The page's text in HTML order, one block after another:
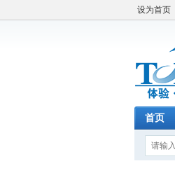
设为首页
首页